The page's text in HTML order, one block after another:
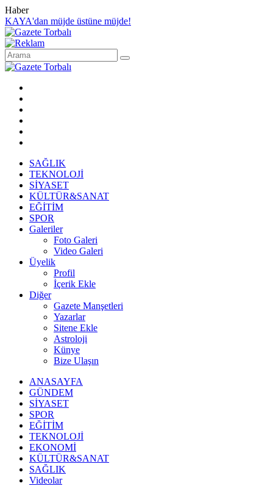
Haber
KAYA'dan müjde üstüne müjde!
SAĞLIK
TEKNOLOJİ
SİYASET
KÜLTÜR&SANAT
EĞİTİM
SPOR
Galeriler
Foto Galeri
Video Galeri
Üyelik
Profil
İçerik Ekle
Diğer
Gazete Manşetleri
Yazarlar
Sitene Ekle
Astroloji
Künye
Bize Ulaşın
ANASAYFA
GÜNDEM
SİYASET
SPOR
EĞİTİM
TEKNOLOJİ
EKONOMİ
KÜLTÜR&SANAT
SAĞLIK
Videolar